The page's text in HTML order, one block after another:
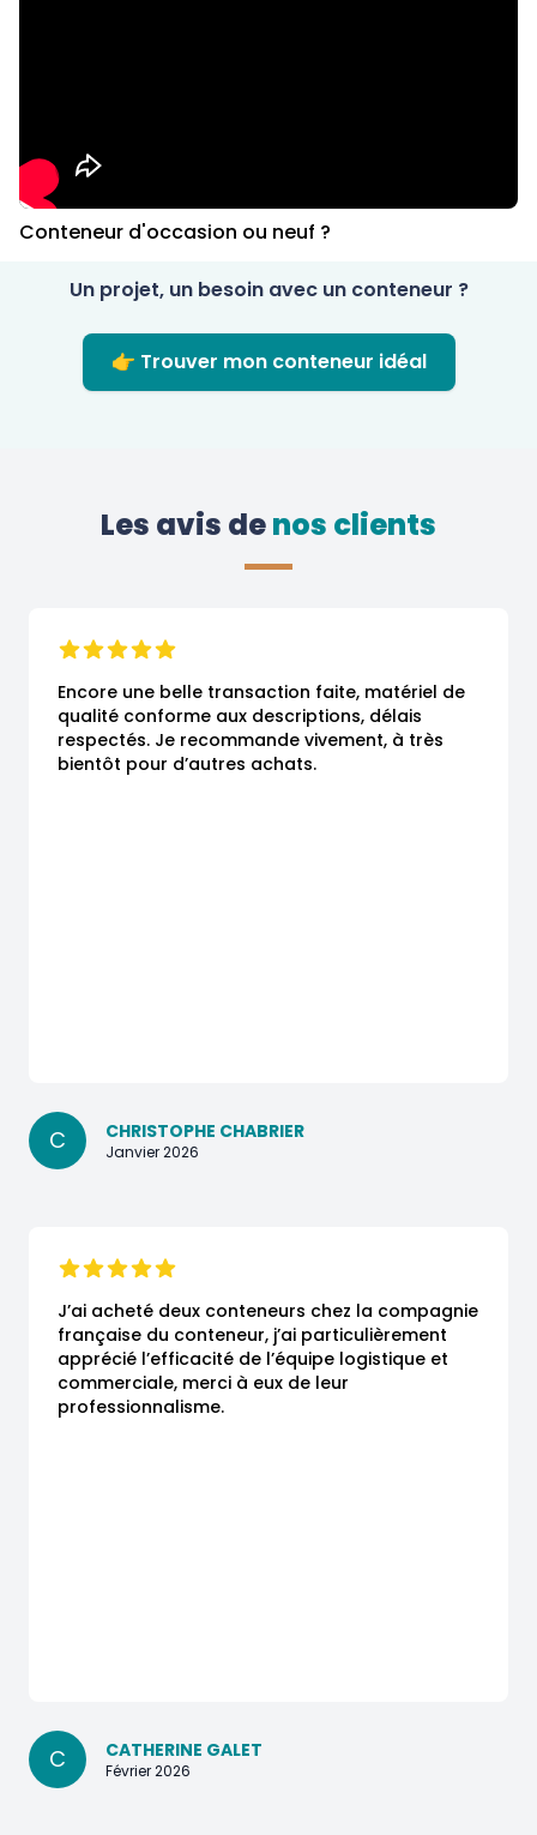
Conteneur d'occasion ou neuf ?
Un projet, un besoin avec un conteneur ?
👉 Trouver mon conteneur idéal
Les avis de nos clients
Encore une belle transaction faite, matériel de
qualité conforme aux descriptions, délais
respectés. Je recommande vivement, à très
bientôt pour d’autres achats.
C CHRISTOPHE CHABRIER
Janvier 2026
J’ai acheté deux conteneurs chez la compagnie
française du conteneur, j’ai particulièrement
apprécié l’efficacité de l’équipe logistique et
commerciale, merci à eux de leur
professionnalisme.
C CATHERINE GALET
Février 2026